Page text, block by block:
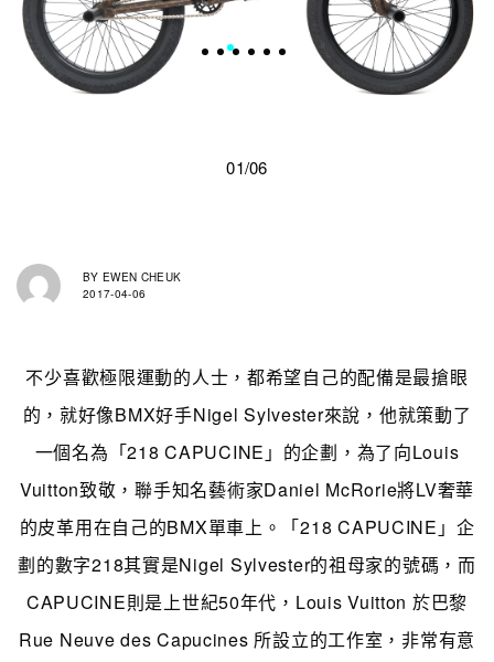
01/06
BY EWEN CHEUK
2017-04-06
不少喜歡極限運動的人士，都希望自己的配備是最搶眼
的，就好像BMX好手Nigel Sylvester來說，他就策動了
一個名為「218 CAPUCINE」的企劃，為了向Louis
Vuitton致敬，聯手知名藝術家Daniel McRorie將LV奢華
的皮革用在自己的BMX單車上。「218 CAPUCINE」企
劃的數字218其實是Nigel Sylvester的祖母家的號碼，而
CAPUCINE則是上世紀50年代，Louis Vuitton 於巴黎
Rue Neuve des Capucines 所設立的工作室，非常有意